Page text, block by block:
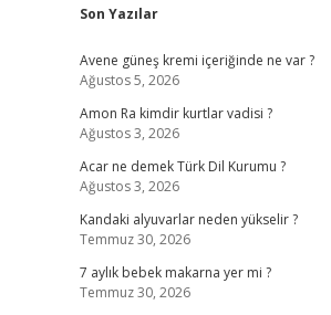
Sidebar
Son Yazılar
Avene güneş kremi içeriğinde ne var ?
Ağustos 5, 2026
Amon Ra kimdir kurtlar vadisi ?
Ağustos 3, 2026
Acar ne demek Türk Dil Kurumu ?
Ağustos 3, 2026
Kandaki alyuvarlar neden yükselir ?
Temmuz 30, 2026
7 aylık bebek makarna yer mi ?
Temmuz 30, 2026